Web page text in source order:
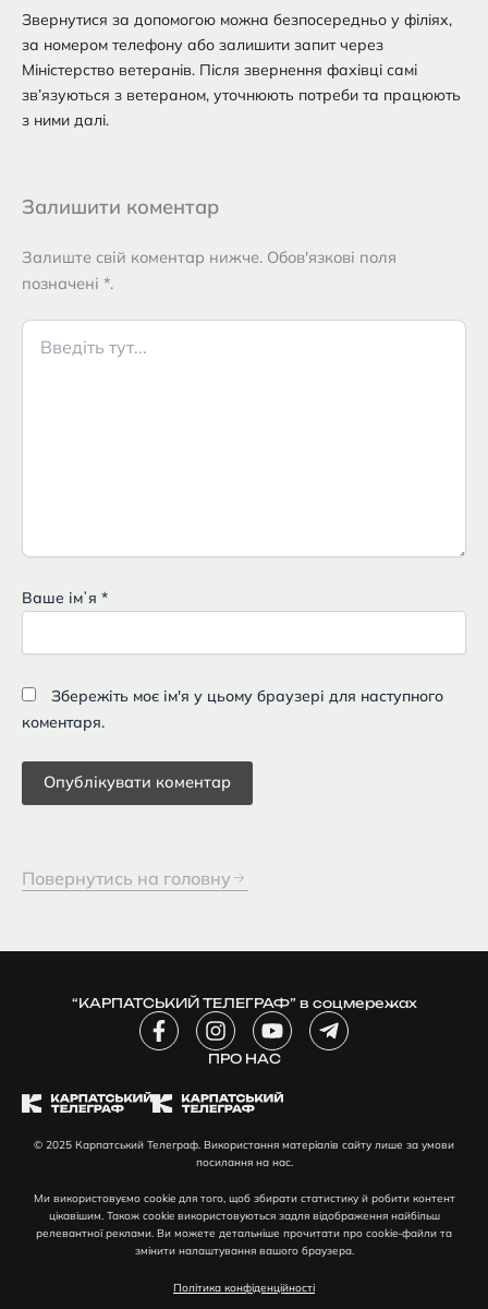
Звернутися за допомогою можна безпосередньо у філіях,
за номером телефону або залишити запит через
Міністерство ветеранів. Після звернення фахівці самі
зв’язуються з ветераном, уточнюють потреби та працюють
з ними далі.
Залишити коментар
Залиште свій коментар нижче. Обов'язкові поля
позначені *.
Введіть
тут...
Ваше імʼя *
Збережіть моє ім'я у цьому браузері для наступного
коментаря.
Повернутись на головну
“КАРПАТСЬКИЙ ТЕЛЕГРАФ” в соцмережах
F
a
b
o
-
f
I
n
s
a
r
a
m
Y
o
u
t
u
e
T
e
a
-
p
l
a
ПРО НАС
© 2025 Карпатський Телеграф. Використання матеріалів сайту лише за умови
посилання на нас.
Ми використовуємо cookie для того, щоб збирати статистику й робити контент
цікавішим. Також cookie використовуються задля відображення найбільш
релевантної реклами. Ви можете детальніше прочитати про cookie-файли та
змінити налаштування вашого браузера.
Політика конфіденційності